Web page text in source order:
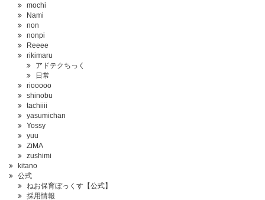
mochi
Nami
non
nonpi
Reeee
rikimaru
アドテクちっく
日常
riooooo
shinobu
tachiiii
yasumichan
Yossy
yuu
ZiMA
zushimi
kitano
公式
ねお保育ぼっくす【公式】
採用情報